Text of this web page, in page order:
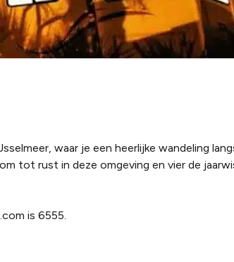
waar je een heerlijke wandeling
tot rust in deze omgeving en vier de
is 6555.